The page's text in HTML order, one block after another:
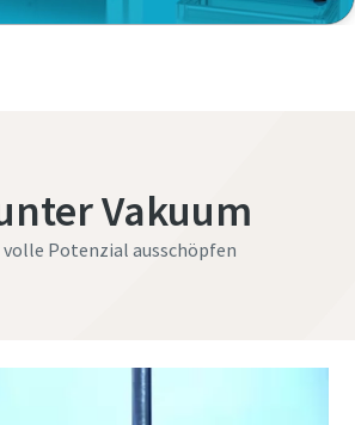
Vakuum
volle Potenzial ausschöpfen